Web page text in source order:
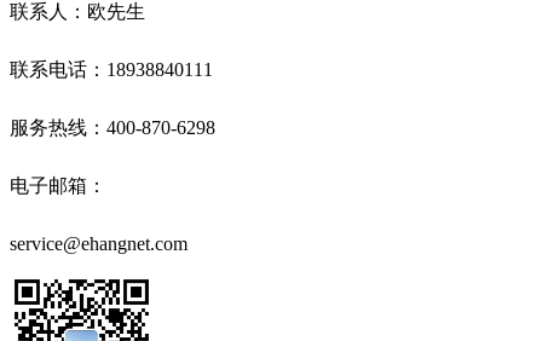
联系人：欧先生
联系电话：18938840111
服务热线：400-870-6298
电子邮箱：
service@ehangnet.com